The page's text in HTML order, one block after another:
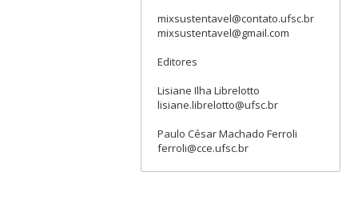
mixsustentavel@contato.ufsc.br
mixsustentavel@gmail.com
Editores
Lisiane Ilha Librelotto
lisiane.librelotto@ufsc.br
Paulo César Machado Ferroli
ferroli@cce.ufsc.br